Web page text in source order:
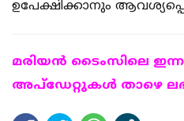
ഉപേക്ഷിക്കാനും
മരിയന്‍ ടൈംസിലെ
അപ്ഡേറ്റുകള്‍ താഴെ